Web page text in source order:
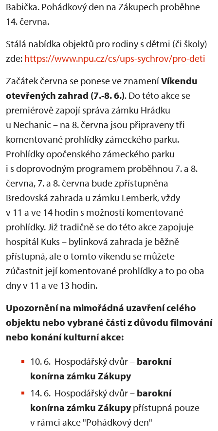
Babička. Pohádkový den na Zákupech proběhne
14. června.
Stálá nabídka objektů pro rodiny s dětmi (či školy)
zde: https://www.npu.cz/cs/ups-sychrov/pro-deti
Začátek června se ponese ve znameníVíkendu
otevřených zahrad (7.-8. 6.). Do této akce se
premiérově zapojí správa zámku Hrádku
u Nechanic – na 8. června jsou připraveny tři
komentované prohlídky zámeckého parku.
Prohlídky opočenského zámeckého parku
i s doprovodným programem proběhnou 7. a 8.
června, 7. a 8. června bude zpřístupněna
Bredovská zahrada u zámku Lemberk, vždy
v 11 a ve 14 hodin s možností komentované
prohlídky. Již tradičně se do této akce zapojuje
hospitál Kuks – bylinková zahrada je běžně
přístupná, ale o tomto víkendu se můžete
zúčastnit její komentované prohlídky a to po oba
dny v 11 a ve 13 hodin.
Upozornění na mimořádná uzavření celého
objektu nebo vybrané části z důvodu filmování
nebo konání kulturní akce:
10. 6. Hospodářský dvůr – barokní
konírna zámku Zákupy
14. 6. Hospodářský dvůr – barokní
konírna zámku Zákupypřístupná pouze
v rámci akce "Pohádkový den"